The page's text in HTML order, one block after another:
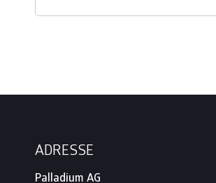
FooterADRESSE
Palladium AG